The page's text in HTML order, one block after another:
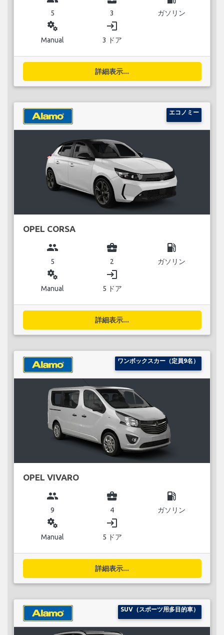
5 3 ガソリン
miscellaneous_services
Manual
login
3 ドア
詳細表示...
エコノミー
OPEL CORSA
group
5
business_center
2
local_gas_station
ガソリン
miscellaneous_services
Manual
login
5 ドア
詳細表示...
ワンボックスカー（定員9名）
OPEL VIVARO
group
9
business_center
4
local_gas_station
ガソリン
miscellaneous_services
Manual
login
5 ドア
詳細表示...
SUV（スポーツ用多目的車）